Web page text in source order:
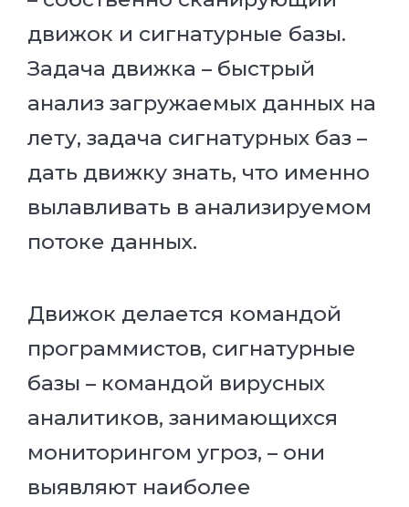
движок и сигнатурные базы.
Задача движка – быстрый
анализ загружаемых данных на
лету, задача сигнатурных баз –
дать движку знать, что именно
вылавливать в анализируемом
потоке данных.
Движок делается командой
программистов, сигнатурные
базы – командой вирусных
аналитиков, занимающихся
мониторингом угроз, – они
выявляют наиболее